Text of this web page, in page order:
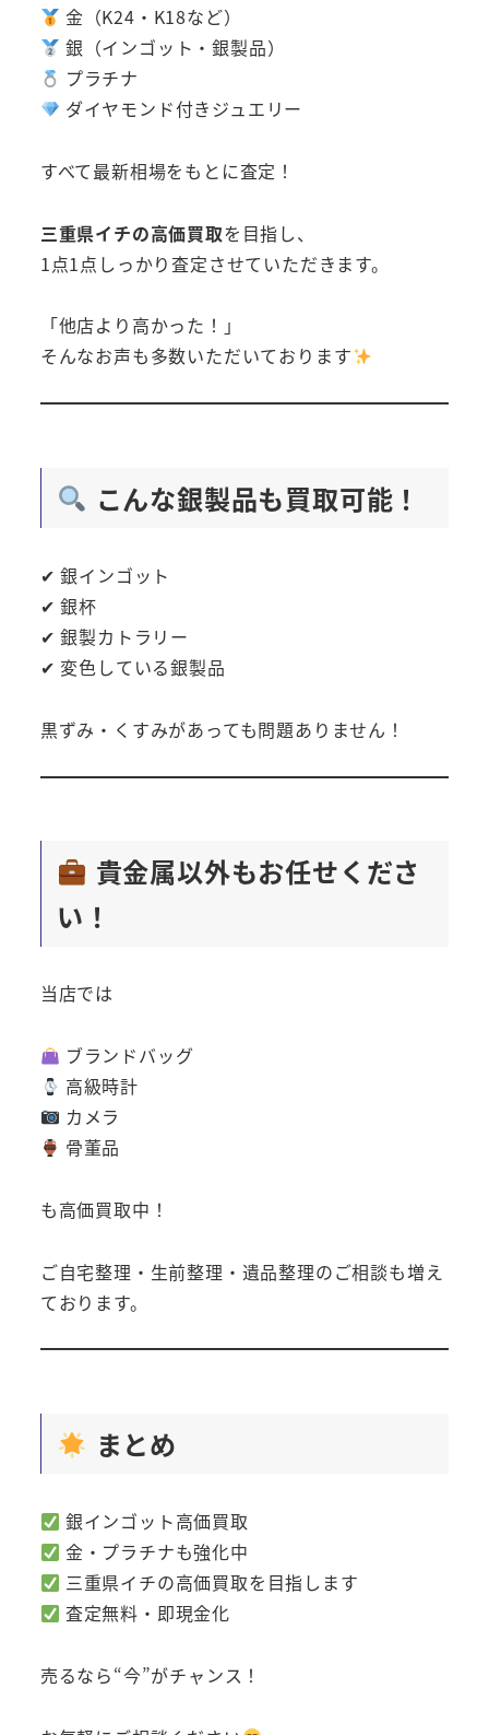
金（K24・K18など）
銀（インゴット・銀製品）
プラチナ
ダイヤモンド付きジュエリー
すべて最新相場をもとに査定！
三重県イチの高価買取を目指し、
1点1点しっかり査定させていただきます。
「他店より高かった！」
そんなお声も多数いただいております
こんな銀製品も買取可能！
✔ 銀インゴット
✔ 銀杯
✔ 銀製カトラリー
✔ 変色している銀製品
黒ずみ・くすみがあっても問題ありません！
貴金属以外もお任せくださ
い！
当店では
ブランドバッグ
高級時計
カメラ
骨董品
も高価買取中！
ご自宅整理・生前整理・遺品整理のご相談も増え
ております。
まとめ
銀インゴット高価買取
金・プラチナも強化中
三重県イチの高価買取を目指します
査定無料・即現金化
売るなら“今”がチャンス！